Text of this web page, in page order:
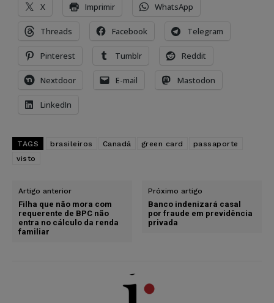
X Imprimir WhatsApp
Threads Facebook Telegram
Pinterest Tumblr Reddit
Nextdoor E-mail Mastodon
LinkedIn
TAGS brasileiros Canadá green card
passaporte
visto
Artigo anterior
Filha que não mora com
requerente de BPC não
entra no cálculo da renda
familiar
Próximo artigo
Banco indenizará casal
por fraude em previdência
privada